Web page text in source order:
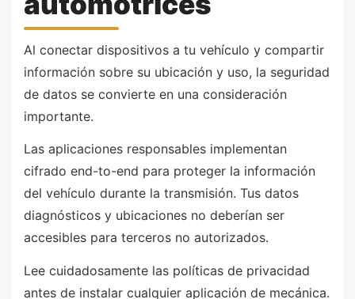
Al conectar dispositivos a tu vehículo y compartir
información sobre su ubicación y uso, la seguridad
de datos se convierte en una consideración
importante.
Las aplicaciones responsables implementan
cifrado end-to-end para proteger la información
del vehículo durante la transmisión. Tus datos
diagnósticos y ubicaciones no deberían ser
accesibles para terceros no autorizados.
Lee cuidadosamente las políticas de privacidad
antes de instalar cualquier aplicación de mecánica.